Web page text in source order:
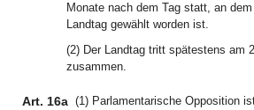
Monate nach dem Tag statt, an
Landtag gewählt worden ist.
(2) Der Landtag tritt spätestens am
zusammen.
Art. 16a (1) Parlamentarische Opposition